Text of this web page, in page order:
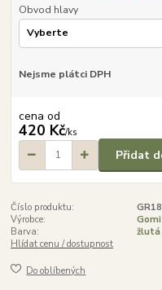
Obvod hlavy
Nejsme plátci DPH
cena od
420 Kč/ks
Přidat
Číslo produktu:
Výrobce:
Gomi
Barva:
žlutá
Hlídat cenu / dostupnost
Do oblíbených